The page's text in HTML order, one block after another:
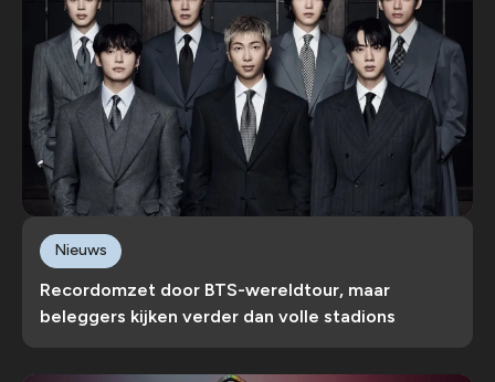
Recordomzet door BTS-wereldtour, maar
beleggers kijken verder dan volle stadions
Nieuws